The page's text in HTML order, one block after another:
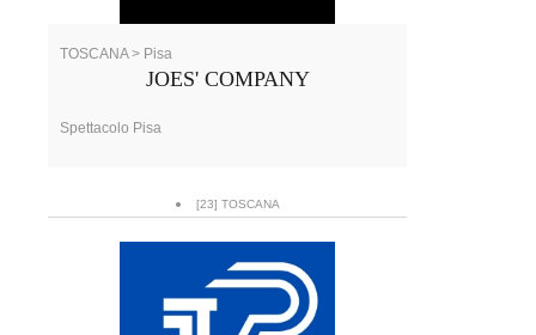
TOSCANA > Pisa
JOES' COMPANY
Spettacolo Pisa
[23] TOSCANA